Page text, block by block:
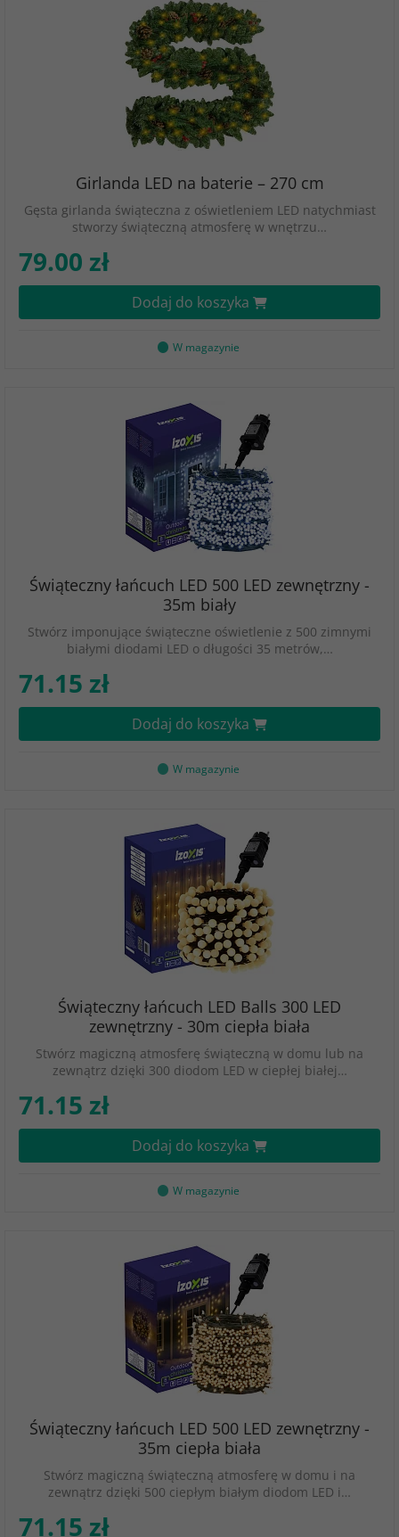
Girlanda LED na baterie – 270 cm
Gęsta girlanda świąteczna z oświetleniem LED natychmiast
stworzy świąteczną atmosferę w wnętrzu…
79.00 zł
Dodaj do koszyka
W magazynie
Świąteczny łańcuch LED 500 LED zewnętrzny -
35m biały
Stwórz imponujące świąteczne oświetlenie z 500 zimnymi
białymi diodami LED o długości 35 metrów,…
71.15 zł
Dodaj do koszyka
W magazynie
Świąteczny łańcuch LED Balls 300 LED
zewnętrzny - 30m ciepła biała
Stwórz magiczną atmosferę świąteczną w domu lub na
zewnątrz dzięki 300 diodom LED w ciepłej białej…
71.15 zł
Dodaj do koszyka
W magazynie
Świąteczny łańcuch LED 500 LED zewnętrzny -
35m ciepła biała
Stwórz magiczną świąteczną atmosferę w domu i na
zewnątrz dzięki 500 ciepłym białym diodom LED i…
71.15 zł